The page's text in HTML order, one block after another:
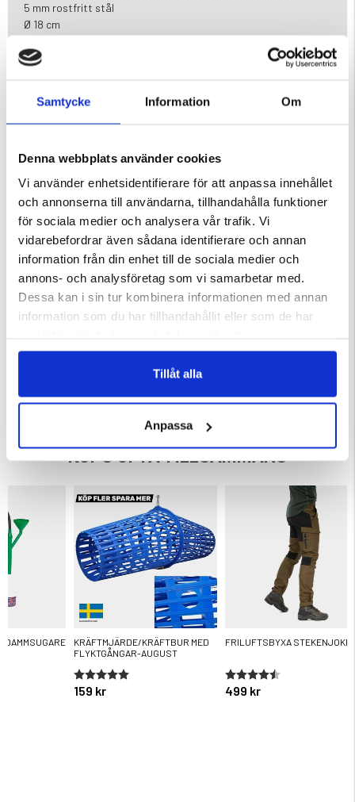
Samtycke Information Om
Denna webbplats använder cookies
Vi använder enhetsidentifierare för att anpassa innehållet
och annonserna till användarna, tillhandahålla funktioner
för sociala medier och analysera vår trafik. Vi
vidarebefordrar även sådana identifierare och annan
information från din enhet till de sociala medier och
annons- och analysföretag som vi samarbetar med.
Dessa kan i sin tur kombinera informationen med annan
information som du har tillhandahållit eller som de har
Tillåt alla
Anpassa
5 mm rostfritt stål
Ø 18 cm
DU KANSKE OCKSÅ ÄR INTRESSERAD AV
HUNDSKÅLSHÅLLARE
Betyg:
4.5 utav 5 stjärnor
KÖPS OFTA TILLSAMMANS
DAMMSUGARE
KRÄFTMJÄRDE/KRÄFTBUR MED
FLYKTGÅNGAR-AUGUST
159 kr
Betyg:
5.0 utav 5 stjärnor
FRILUFTSBYXA STEKENJOKK
499 kr
Betyg:
4.3 utav 5 stjärnor